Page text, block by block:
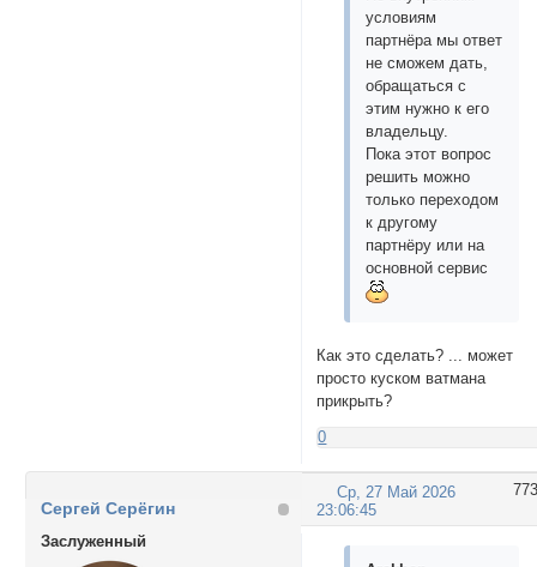
условиям
партнёра мы ответ
не сможем дать,
обращаться с
этим нужно к его
владельцу.
Пока этот вопрос
решить можно
только переходом
к другому
партнёру или на
основной сервис
Как это сделать? ... может
просто куском ватмана
прикрыть?
0
773
Ср, 27 Май 2026
23:06:45
Сергей Серёгин
Заслуженный